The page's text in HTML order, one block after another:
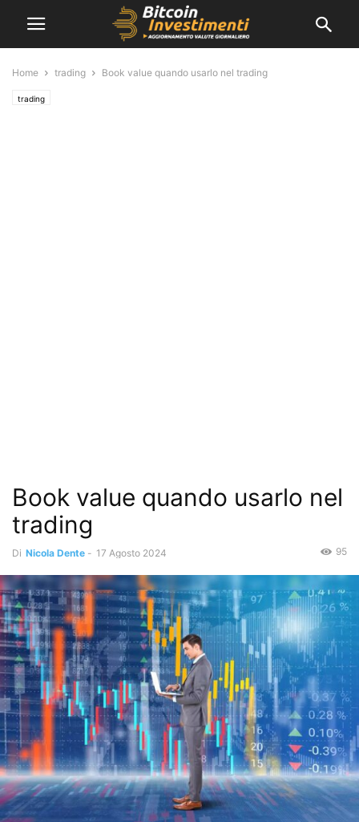
Home trading Book value quando usarlo nel trading
trading
Book value quando usarlo nel
trading
Di Nicola Dente - 17 Agosto 2024 95